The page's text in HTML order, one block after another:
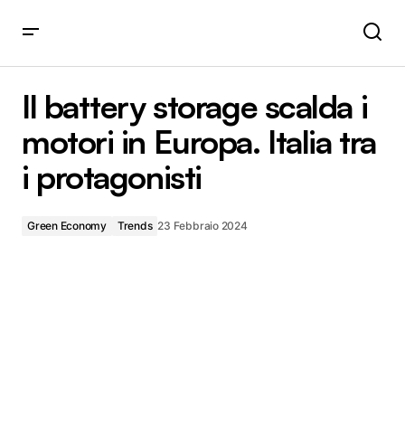
protagonisti
Il battery storage scalda i
motori in Europa. Italia tra
i protagonisti
Green Economy Trends 23 Febbraio 2024